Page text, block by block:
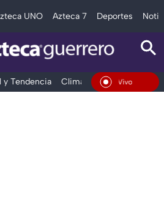
UNO Azteca 7 Deportes
y Tendencia Clima Deportes
En Vivo